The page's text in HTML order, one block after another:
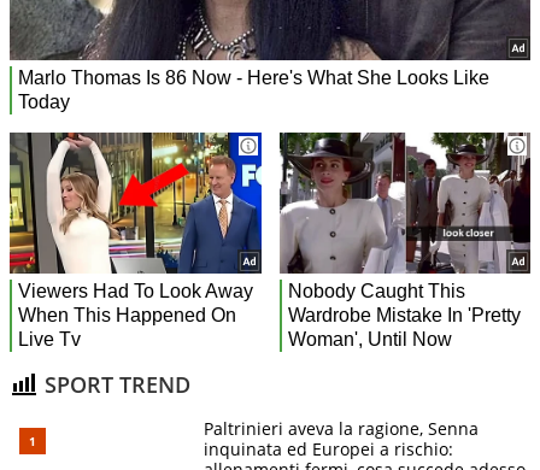
SPORT TREND
Paltrinieri aveva la ragione, Senna
inquinata ed Europei a rischio: